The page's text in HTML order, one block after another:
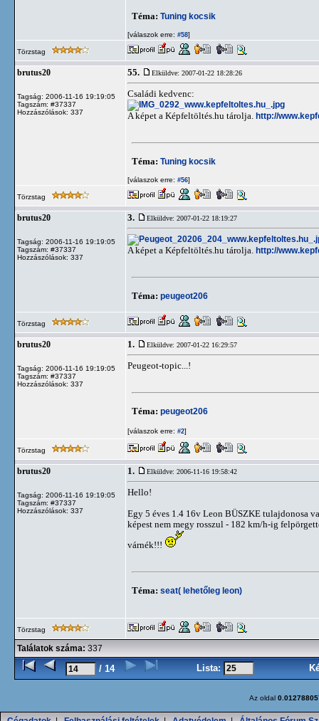
Téma: Tuning kocsik
[válaszok erre: #58]
Törzstag
brutus20
Tagság: 2006-11-16 19:19:05
Tagszám: #37337
Hozzászólások: 337
55. Elküldve: 2007-01-22 18:28:26
Családi kedvenc:
A képet a Képfeltöltés.hu tárolja. http://
Téma: Tuning kocsik
[válaszok erre: #56]
Törzstag
brutus20
Tagság: 2006-11-16 19:19:05
Tagszám: #37337
Hozzászólások: 337
3. Elküldve: 2007-01-22 18:19:27
A képet a Képfeltöltés.hu tárolja. http://
Téma: peugeot206
Törzstag
brutus20
Tagság: 2006-11-16 19:19:05
Tagszám: #37337
Hozzászólások: 337
1. Elküldve: 2007-01-22 16:29:57
Peugeot-topic...!
Téma: peugeot206
[válaszok erre: #2]
Törzstag
brutus20
Tagság: 2006-11-16 19:19:05
Tagszám: #37337
Hozzászólások: 337
1. Elküldve: 2006-11-16 19:58:42
Hello!
Egy 5 éves 1.4 16v Leon BÜSZKE tulajdonosa
képest nem megy rosszul - 182 km/h-ig
várnék!!!
Téma: seat( lehetőleg leon)
Törzstag
Találatok száma: 337
/ 14 Lista:
Az oldal